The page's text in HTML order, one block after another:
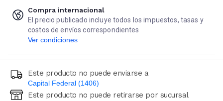
Compra internacional
El precio publicado incluye todos los impuestos, tasas y
costos de envíos correspondientes
Ver condiciones
Este producto no puede enviarse a
Capital Federal (1406)
Ingresá código postal (sólo números)
Este producto no puede retirarse por sucursal